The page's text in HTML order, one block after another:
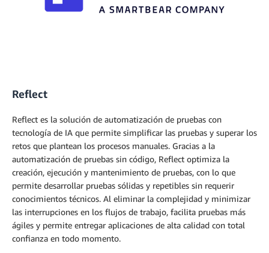
Reflect
Reflect es la solución de automatización de pruebas con
tecnología de IA que permite simplificar las pruebas y superar los
retos que plantean los procesos manuales. Gracias a la
automatización de pruebas sin código, Reflect optimiza la
creación, ejecución y mantenimiento de pruebas, con lo que
permite desarrollar pruebas sólidas y repetibles sin requerir
conocimientos técnicos. Al eliminar la complejidad y minimizar
las interrupciones en los flujos de trabajo, facilita pruebas más
ágiles y permite entregar aplicaciones de alta calidad con total
confianza en todo momento.